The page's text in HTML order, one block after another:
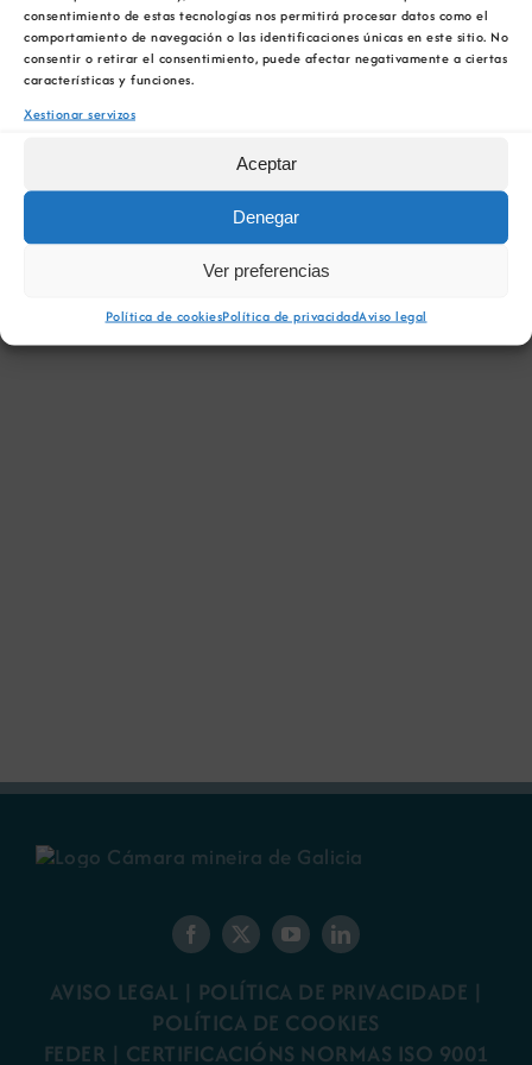
consentimiento de estas tecnologías nos permitirá procesar datos como el
comportamiento de navegación o las identificaciones únicas en este sitio. No
consentir o retirar el consentimiento, puede afectar negativamente a ciertas
características y funciones.
Xestionar servizos
Aceptar
Denegar
Ver preferencias
Política de cookiesPolítica de privacidadAviso legal
for
25
Xaneiro
00:00
Notice
Xaneiro 00:00. Jump to thenext upcoming
eventos.
de
25/1/2025
date.
Día anterior Próximo día
SUBSCRIBE TO CALENDAR
AVISO LEGAL | POLÍTICA DE PRIVACIDADE |
POLÍTICA DE COOKIES
FEDER | CERTIFICACIÓNS NORMAS ISO 9001